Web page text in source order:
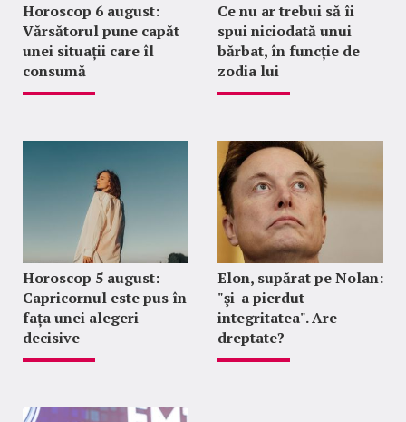
Horoscop 6 august:
Vărsătorul pune capăt
unei situații care îl
consumă
Ce nu ar trebui să îi
spui niciodată unui
bărbat, în funcție de
zodia lui
Horoscop 5 august:
Capricornul este pus în
fața unei alegeri
decisive
Elon, supărat pe Nolan:
"şi-a pierdut
integritatea". Are
dreptate?